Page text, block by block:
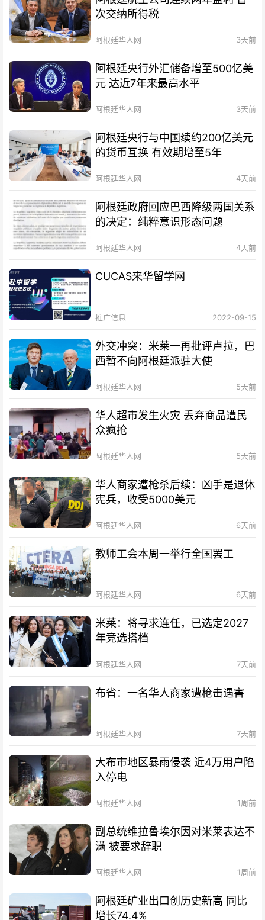
次交纳所得税
阿根廷华人网 3天前
阿根廷央行外汇储备增至500亿美
元 达近7年来最高水平
阿根廷华人网 3天前
阿根廷央行与中国续约200亿美元
的货币互换 有效期增至5年
阿根廷华人网 4天前
阿根廷政府回应巴西降级两国关系
的决定：纯粹意识形态问题
阿根廷华人网 4天前
CUCAS来华留学网
推广信息 2022-09-15
外交冲突：米莱一再批评卢拉，巴
西暂不向阿根廷派驻大使
阿根廷华人网 5天前
华人超市发生火灾 丢弃商品遭民
众疯抢
阿根廷华人网 5天前
华人商家遭枪杀后续：凶手是退休
宪兵，收受5000美元
阿根廷华人网 6天前
教师工会本周一举行全国罢工
阿根廷华人网 6天前
米莱：将寻求连任，已选定2027
年竞选搭档
阿根廷华人网 7天前
布省：一名华人商家遭枪击遇害
阿根廷华人网 7天前
大布市地区暴雨侵袭 近4万用户陷
入停电
阿根廷华人网 1周前
副总统维拉鲁埃尔因对米莱表达不
满 被要求辞职
阿根廷华人网 1周前
阿根廷矿业出口创历史新高 同比
增长74.4%